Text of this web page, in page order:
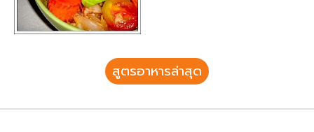
สูตรอาหารล่าสุด